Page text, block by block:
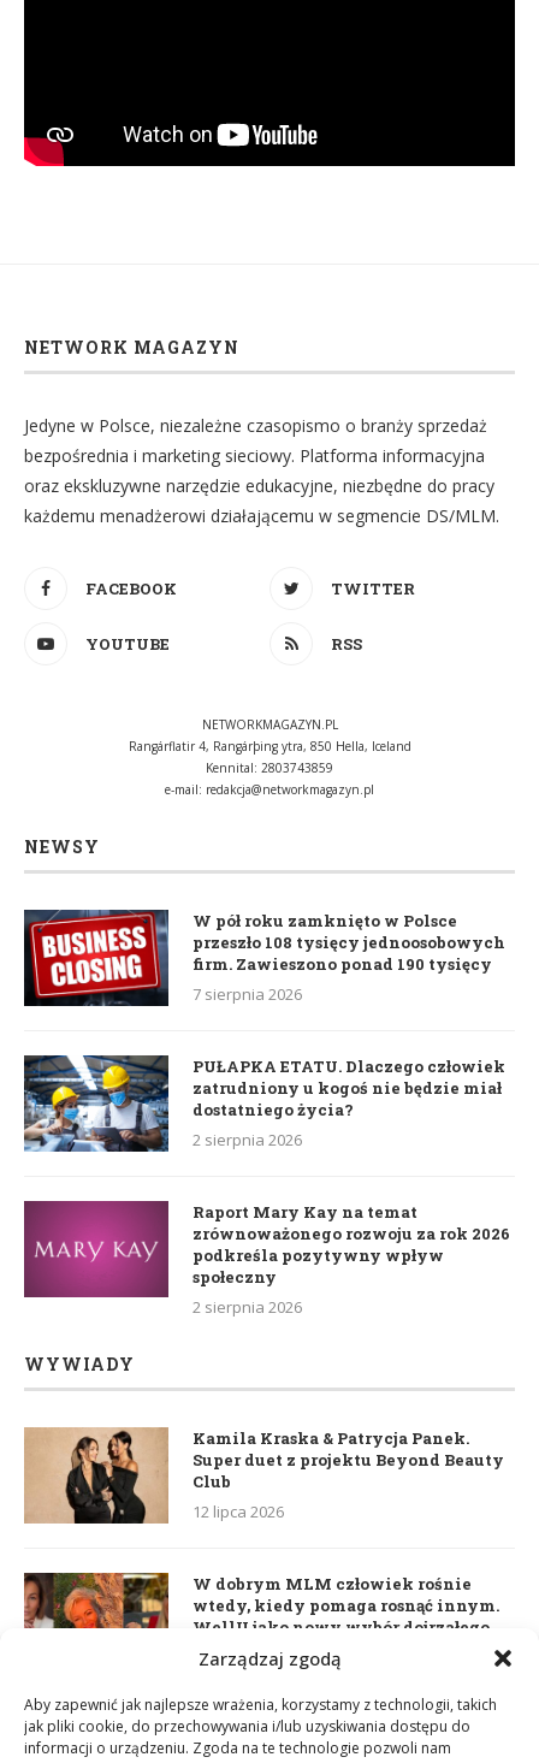
Zarządzaj zgodą
Aby zapewnić jak najlepsze wrażenia, korzystamy z technologii, takich
jak pliki cookie, do przechowywania i/lub uzyskiwania dostępu do
informacji o urządzeniu. Zgoda na te technologie pozwoli nam
NETWORK MAGAZYN
Jedyne w Polsce, niezależne czasopismo o branży sprzedaż
bezpośrednia i marketing sieciowy. Platforma informacyjna
oraz ekskluzywne narzędzie edukacyjne, niezbędne do pracy
każdemu menadżerowi działającemu w segmencie DS/MLM.
FACEBOOK TWITTER
YOUTUBE RSS
NETWORKMAGAZYN.PL
Rangárflatir 4, Rangárþing ytra, 850 Hella, Iceland
Kennital: 2803743859
e-mail: redakcja@networkmagazyn.pl
NEWSY
W pół roku zamknięto w Polsce
przeszło 108 tysięcy jednoosobowych
firm. Zawieszono ponad 190 tysięcy
7 sierpnia 2026
PUŁAPKA ETATU. Dlaczego człowiek
zatrudniony u kogoś nie będzie miał
dostatniego życia?
2 sierpnia 2026
Raport Mary Kay na temat
zrównoważonego rozwoju za rok 2026
podkreśla pozytywny wpływ
społeczny
2 sierpnia 2026
WYWIADY
Kamila Kraska & Patrycja Panek.
Super duet z projektu Beyond Beauty
Club
12 lipca 2026
W dobrym MLM człowiek rośnie
wtedy, kiedy pomaga rosnąć innym.
WellU jako nowy wybór dojrzałego
lidera
Daria Dudzik. Kocham Cię